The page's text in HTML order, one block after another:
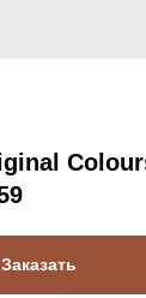
Заказать